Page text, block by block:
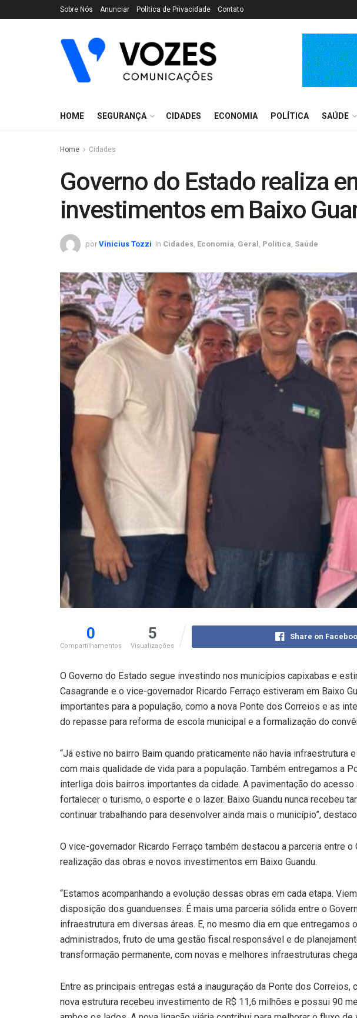
Sobre Nós Anunciar Política de Privacidade Contato
HOME SEGURANÇA CIDADES ECONOMIA POLÍTICA SAÚDE
Home Cidades
Governo do Estado realiza
investimentos em Baixo
por Vinicius Tozzi in Cidades Economia Geral Política Saúde
0
Compartilhamentos
5
Visualizações
Share on
O Governo do Estado segue investindo nos municípios capixabas e
Casagrande e o vice-governador Ricardo Ferraço estiveram em Baixo
importantes para a população, como a nova Ponte dos Correios e as
do repasse para reforma de escola municipal e a formalização do
“Já estive no bairro Baim quando praticamente não havia infraestrutura
com mais qualidade de vida para a população. Também entregamos a
interliga dois bairros importantes da cidade. A pavimentação do
fortalecer o turismo, o esporte e o lazer. Baixo Guandu nunca recebeu
continuar trabalhando para desenvolver ainda mais o município”,
O vice-governador Ricardo Ferraço também destacou a parceria entre
realização das obras e novos investimentos em Baixo Guandu.
“Estamos acompanhando a evolução dessas obras em cada etapa.
disposição dos guanduenses. É mais uma parceria sólida entre o
infraestrutura em diversas áreas. E, no mesmo dia em que
administrados, fruto de uma gestão fiscal responsável e de
transformação permanente, com novas e melhores infraestruturas
Entre as principais entregas está a inauguração da Ponte dos
nova estrutura recebeu investimento de R$ 11,6 milhões e possui 90